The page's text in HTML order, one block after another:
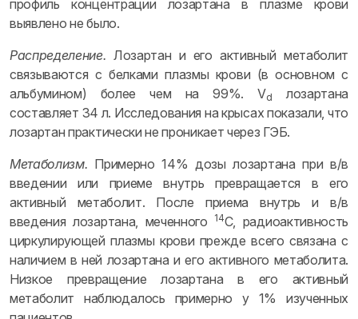
профиль концентрации лозартана в плазме крови
выявлено не было.
Распределение. Лозартан и его активный метаболит
связываются с белками плазмы крови (в основном с
альбумином) более чем на 99%. Vd
лозартана
составляет 34 л. Исследования на крысах показали, что
лозартан практически не проникает через ГЭБ.
Метаболизм. Примерно 14% дозы лозартана при в/в
введении или приеме внутрь превращается в его
активный метаболит. После приема внутрь и в/в
введения лозартана, меченного
14C, радиоактивность
циркулирующей плазмы крови прежде всего связана с
наличием в ней лозартана и его активного метаболита.
Низкое превращение лозартана в его активный
метаболит наблюдалось примерно у 1% изученных